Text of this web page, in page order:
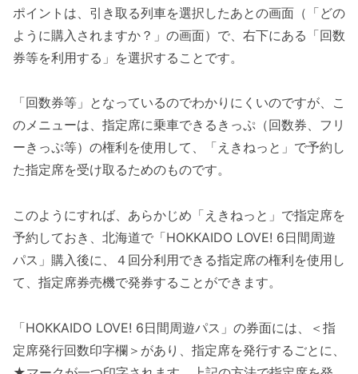
ポイントは、引き取る列車を選択したあとの画面（「どの
ように購入されますか？」の画面）で、右下にある「回数
券等を利用する」を選択することです。
「回数券等」となっているのでわかりにくいのですが、こ
のメニューは、指定席に乗車できるきっぷ（回数券、フリ
ーきっぷ等）の権利を使用して、「えきねっと」で予約し
た指定席を受け取るためのものです。
このようにすれば、あらかじめ「えきねっと」で指定席を
予約しておき、北海道で「HOKKAIDO LOVE! 6日間周遊
パス」購入後に、４回分利用できる指定席の権利を使用し
て、指定席券売機で発券することができます。
「HOKKAIDO LOVE! 6日間周遊パス」の券面には、＜指
定席発行回数印字欄＞があり、指定席を発行するごとに、